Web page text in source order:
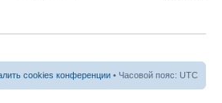
cookies конференции • Часовой пояс: UTC